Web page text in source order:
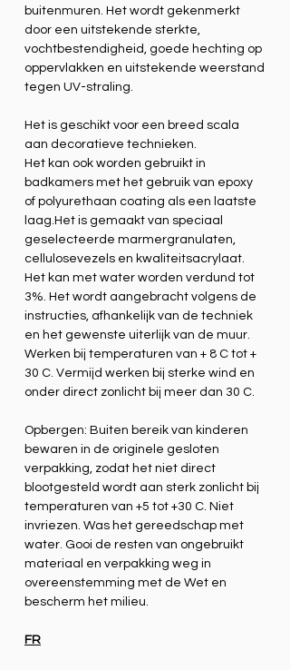
buitenmuren. Het wordt gekenmerkt
door een uitstekende sterkte,
vochtbestendigheid, goede hechting op
oppervlakken en uitstekende weerstand
tegen UV-straling.
Het is geschikt voor een breed scala
aan decoratieve technieken.
Het kan ook worden gebruikt in
badkamers met het gebruik van epoxy
of polyurethaan coating als een laatste
laag.Het is gemaakt van speciaal
geselecteerde marmergranulaten,
cellulosevezels en kwaliteitsacrylaat.
Het kan met water worden verdund tot
3%. Het wordt aangebracht volgens de
instructies, afhankelijk van de techniek
en het gewenste uiterlijk van de muur.
Werken bij temperaturen van + 8 C tot +
30 C. Vermijd werken bij sterke wind en
onder direct zonlicht bij meer dan 30 C.
Opbergen: Buiten bereik van kinderen
bewaren in de originele gesloten
verpakking, zodat het niet direct
blootgesteld wordt aan sterk zonlicht bij
temperaturen van +5 tot +30 C. Niet
invriezen. Was het gereedschap met
water. Gooi de resten van ongebruikt
materiaal en verpakking weg in
overeenstemming met de Wet en
bescherm het milieu.
FR